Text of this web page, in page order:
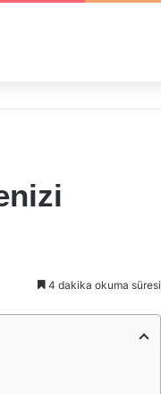
4 dakika okuma süresi